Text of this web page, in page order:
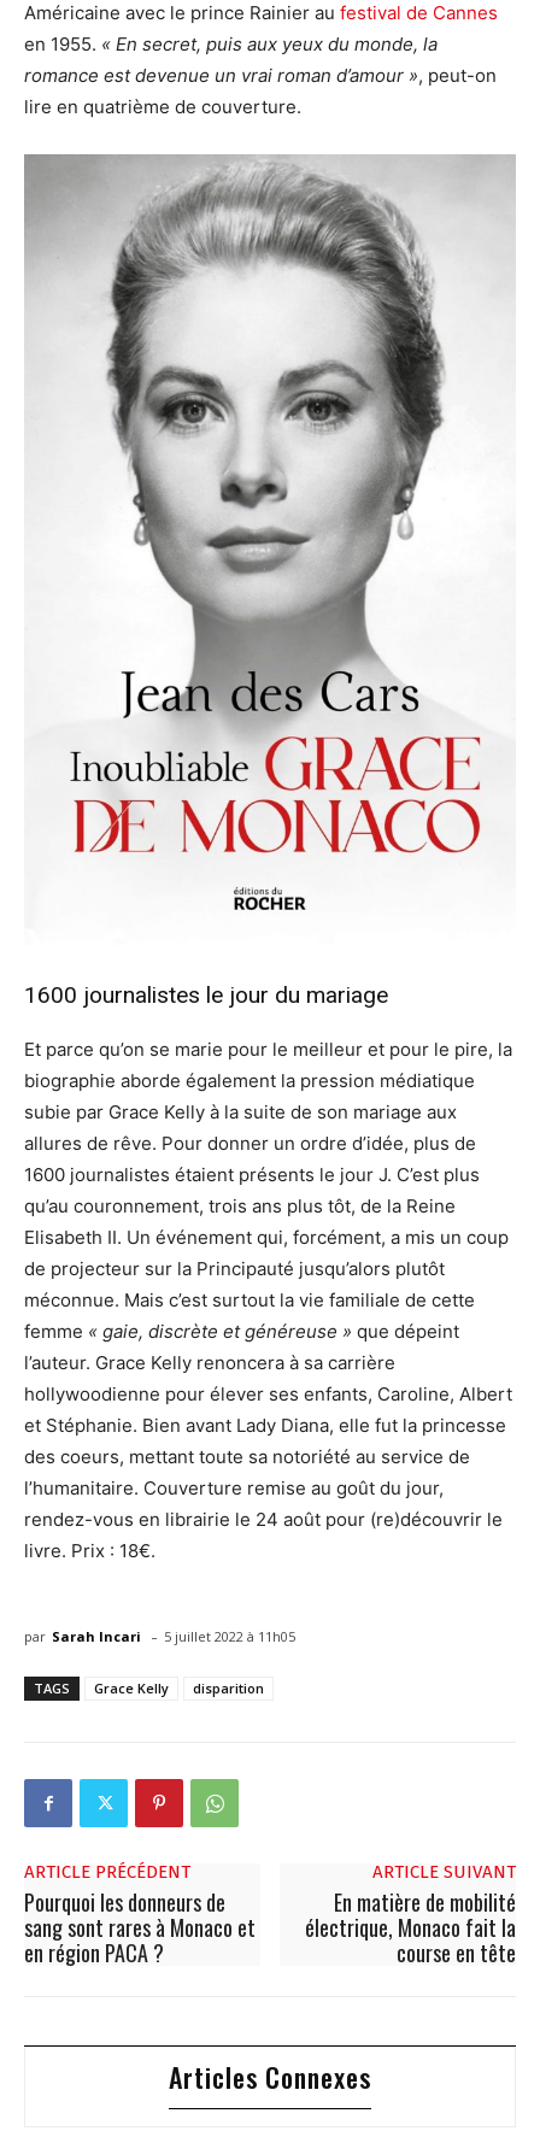
Américaine avec le prince Rainier au festival de Cannes
en 1955. « En secret, puis aux yeux du monde, la
romance est devenue un vrai roman d’amour », peut-on
lire en quatrième de couverture.
1600 journalistes le jour du mariage
Et parce qu’on se marie pour le meilleur et pour le pire, la
biographie aborde également la pression médiatique
subie par Grace Kelly à la suite de son mariage aux
allures de rêve. Pour donner un ordre d’idée, plus de
1600 journalistes étaient présents le jour J. C’est plus
qu’au couronnement, trois ans plus tôt, de la Reine
Elisabeth II. Un événement qui, forcément, a mis un coup
de projecteur sur la Principauté jusqu’alors plutôt
méconnue. Mais c’est surtout la vie familiale de cette
femme « gaie, discrète et généreuse » que dépeint
l’auteur. Grace Kelly renoncera à sa carrière
hollywoodienne pour élever ses enfants, Caroline, Albert
et Stéphanie. Bien avant Lady Diana, elle fut la princesse
des coeurs, mettant toute sa notoriété au service de
l’humanitaire. Couverture remise au goût du jour,
rendez-vous en librairie le 24 août pour (re)découvrir le
livre. Prix : 18€.
par Sarah Incari - 5 juillet 2022 à 11h05
TAGS Grace Kelly disparition
ARTICLE PRÉCÉDENT
Pourquoi les donneurs de
sang sont rares à Monaco et
en région PACA ?
ARTICLE SUIVANT
En matière de mobilité
électrique, Monaco fait la
course en tête
Articles Connexes